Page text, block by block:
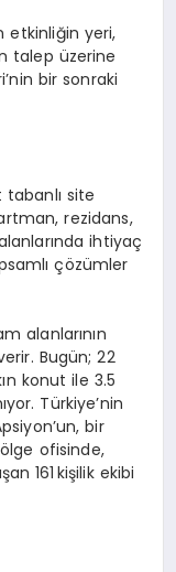
etkinliğin yeri,
talep üzerine
bir sonraki
tabanlı site
rezidans,
ihtiyaç
çözümler
alanlarının
Bugün; 22
konut ile 3.5
Türkiye’nin
bir
ofisinde,
161 kişilik ekibi